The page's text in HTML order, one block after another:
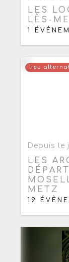
LES
LÈS-
1
lieu
Depuis le
LES
METZ
19